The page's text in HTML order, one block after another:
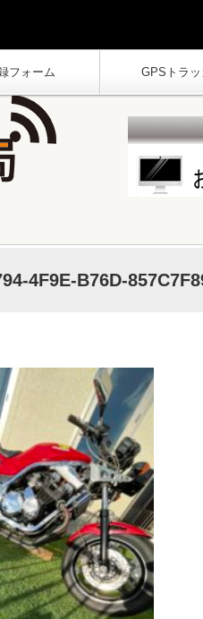
フォーム GPSトラ
4F9E-B76D-